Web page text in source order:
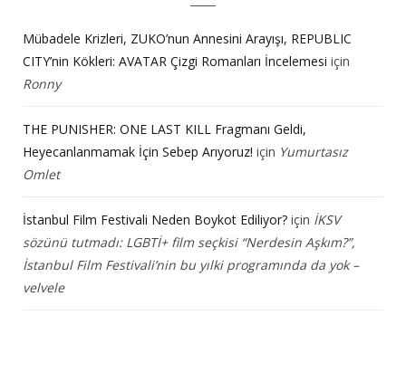
Mübadele Krizleri, ZUKO’nun Annesini Arayışı, REPUBLIC
CITY’nin Kökleri: AVATAR Çizgi Romanları İncelemesi için
Ronny
THE PUNISHER: ONE LAST KILL Fragmanı Geldi,
Heyecanlanmamak İçin Sebep Arıyoruz! için Yumurtasız
Omlet
İstanbul Film Festivali Neden Boykot Ediliyor? için İKSV
sözünü tutmadı: LGBTİ+ film seçkisi “Nerdesin Aşkım?”,
İstanbul Film Festivali’nin bu yılki programında da yok –
velvele